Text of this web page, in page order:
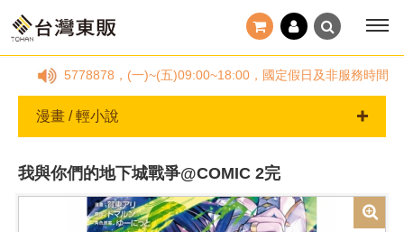
02-25778878，(一)~(五)09:00~18:00，國定假日及非服務時間，請
漫畫 / 輕小說
我與你們的地下城戰爭@COMIC 2完